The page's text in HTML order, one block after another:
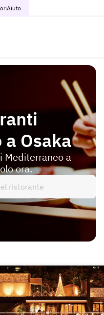
Aiuto
Osaka
Mediterraneo a
ora.